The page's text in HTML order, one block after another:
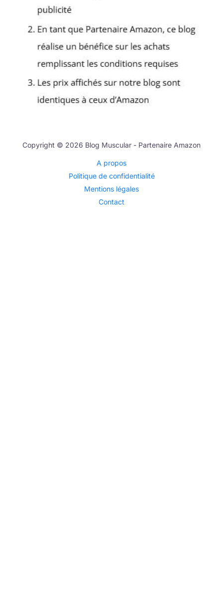
Copyright © 2026 Blog Muscular - Partenaire Amazon
A propos
Politique de confidentialité
Mentions légales
Contact